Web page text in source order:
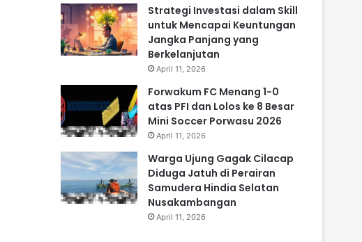
Strategi Investasi dalam Skill
untuk Mencapai Keuntungan
Jangka Panjang yang
Berkelanjutan
April 11, 2026
Forwakum FC Menang 1-0
atas PFI dan Lolos ke 8 Besar
Mini Soccer Porwasu 2026
April 11, 2026
Warga Ujung Gagak Cilacap
Diduga Jatuh di Perairan
Samudera Hindia Selatan
Nusakambangan
April 11, 2026